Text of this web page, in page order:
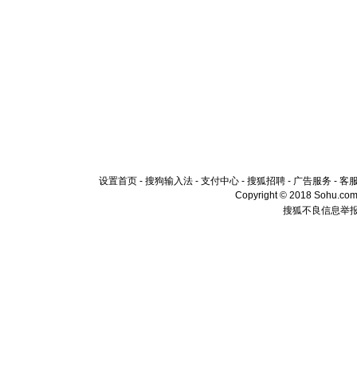
设置首页 - 搜狗输入法 - 支付中心 - 搜狐招聘 - 广告服务 - 客
Copyright © 2018
搜狐不良信息举